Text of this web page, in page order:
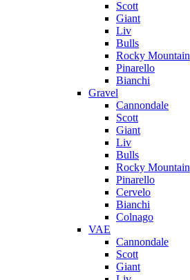
Scott
Giant
Liv
Bulls
Rocky Mountain
Pinarello
Bianchi
Gravel
Cannondale
Scott
Giant
Liv
Bulls
Rocky Mountain
Pinarello
Cervelo
Bianchi
Colnago
VAE
Cannondale
Scott
Giant